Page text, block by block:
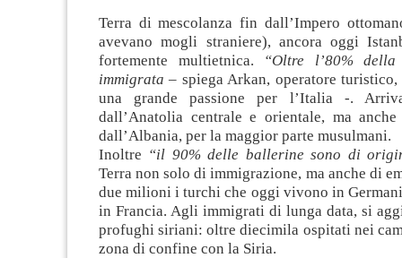
Terra di mescolanza fin dall’Impero
avevano mogli straniere), ancora oggi
fortemente multietnica.
“Oltre l’80%
immigrata – spiega Arkan, operatore
una grande passione per l’Italia -.
dall’Anatolia centrale e orientale, ma
dall’Albania, per la maggior parte musulmani.
Inoltre “il 90% delle ballerine sono di
Terra non solo di immigrazione, ma anche di
due milioni i turchi che oggi vivono in
in Francia. Agli immigrati di lunga data, si
profughi siriani: oltre diecimila ospitati nei
zona di confine con la Siria.